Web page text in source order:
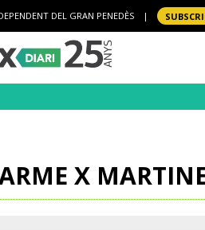
DEL GRAN PENEDÈS |
X